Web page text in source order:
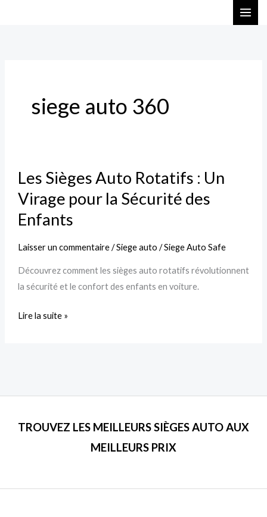
siege auto 360
Les Sièges Auto Rotatifs : Un
Virage pour la Sécurité des
Enfants
Laisser un commentaire/Siege auto /Siege Auto Safe
Découvrez comment les sièges auto rotatifs révolutionnent
la sécurité et le confort des enfants en voiture.
Sièges
Auto
Rotatifs
:
Un
pour
la
des
Lire la suite »
TROUVEZ LES MEILLEURS SIÈGES AUTO AUX
MEILLEURS PRIX